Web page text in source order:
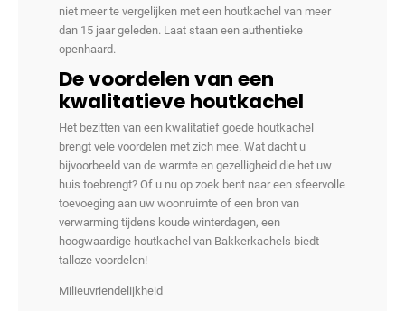
niet meer te vergelijken met een houtkachel van meer
dan 15 jaar geleden. Laat staan een authentieke
openhaard.
De voordelen van een
kwalitatieve houtkachel
Het bezitten van een kwalitatief goede houtkachel
brengt vele voordelen met zich mee. Wat dacht u
bijvoorbeeld van de warmte en gezelligheid die het uw
huis toebrengt? Of u nu op zoek bent naar een sfeervolle
toevoeging aan uw woonruimte of een bron van
verwarming tijdens koude winterdagen, een
hoogwaardige houtkachel van Bakkerkachels biedt
talloze voordelen!
Milieuvriendelijkheid